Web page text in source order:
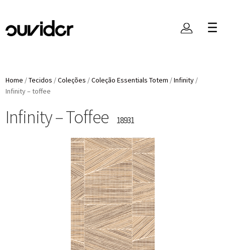
Home /Tecidos /Coleções /Coleção Essentials Totem /Infinity /
Infinity – toffee
Infinity – Toffee 18931